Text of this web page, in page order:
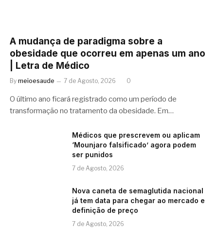
A mudança de paradigma sobre a
obesidade que ocorreu em apenas um ano
| Letra de Médico
By meioesaude 7 de Agosto, 2026 0
O último ano ficará registrado como um período de
transformação no tratamento da obesidade. Em…
Médicos que prescrevem ou aplicam
‘Mounjaro falsificado’ agora podem
ser punidos
7 de Agosto, 2026
Nova caneta de semaglutida nacional
já tem data para chegar ao mercado e
definição de preço
7 de Agosto, 2026